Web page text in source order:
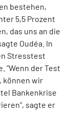
bestehen,
5,5 Prozent
das uns an die
Oudéa. In
Stresstest
"Wenn der Test
können wir
Bankenkrise
sagte er